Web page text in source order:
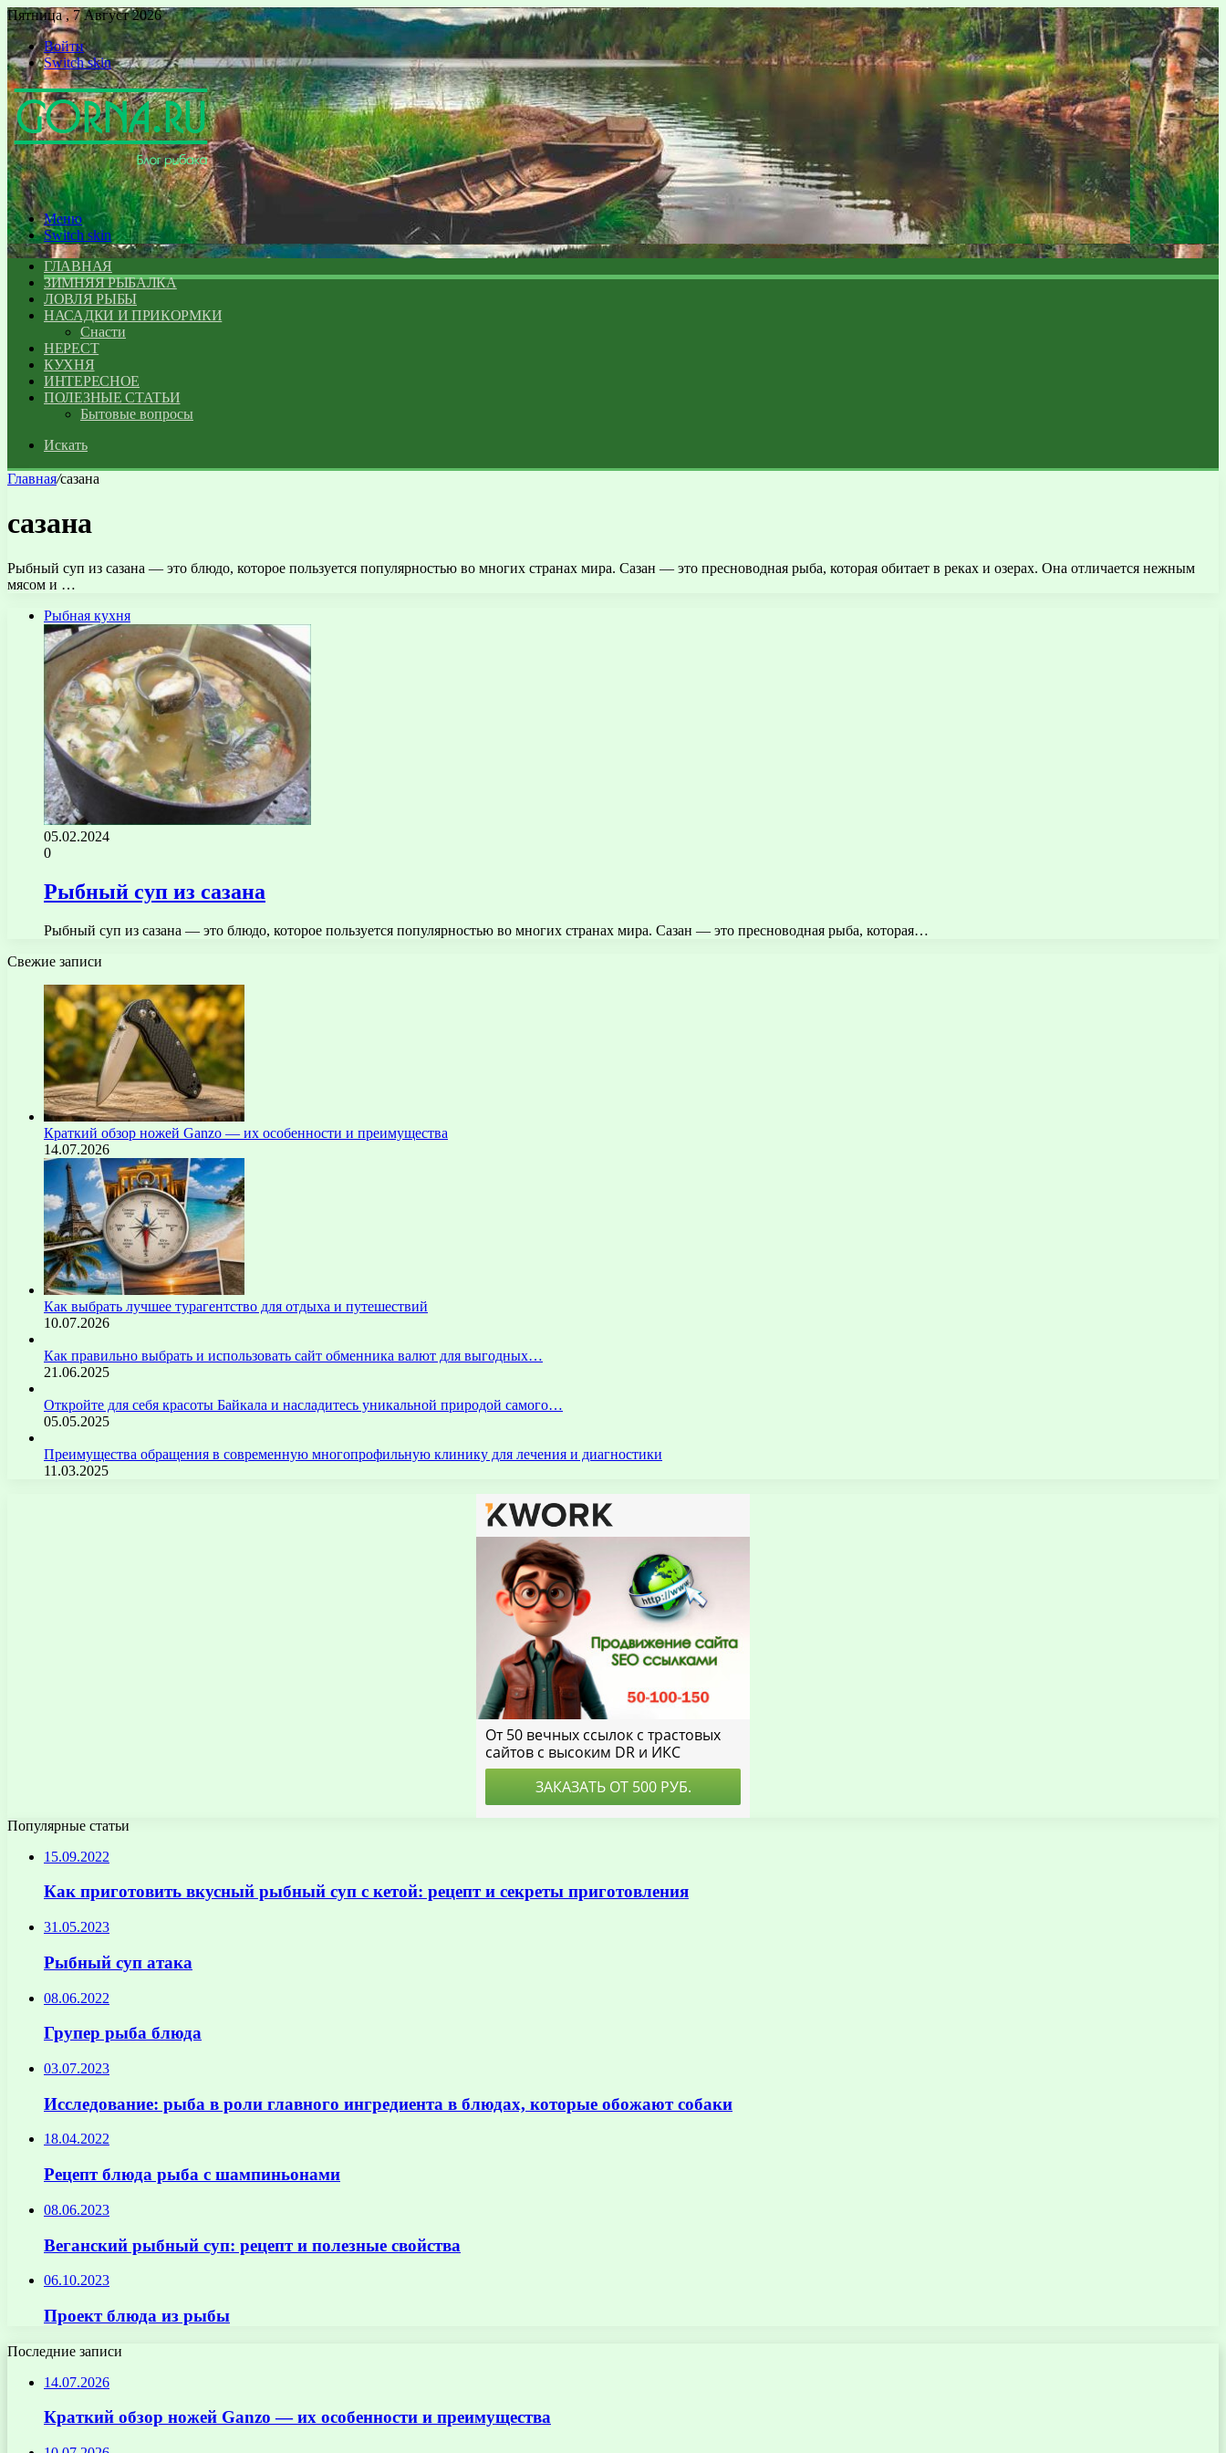
Пятница , 7 Август 2026
Войти
Switch skin
Меню
Switch skin
ГЛАВНАЯ
ЗИМНЯЯ РЫБАЛКА
ЛОВЛЯ РЫБЫ
НАСАДКИ И ПРИКОРМКИ
Снасти
НЕРЕСТ
КУХНЯ
ИНТЕРЕСНОЕ
ПОЛЕЗНЫЕ СТАТЬИ
Бытовые вопросы
Искать
Главная/сазана
сазана
Рыбный суп из сазана — это блюдо, которое пользуется популярностью во многих странах мира. Сазан — это пресноводная рыба, которая обитает в реках и озерах. Она отличается нежным
мясом и …
Рыбная кухня
05.02.2024
0
Рыбный суп из сазана
Рыбный суп из сазана — это блюдо, которое пользуется популярностью во многих странах мира. Сазан — это пресноводная рыба, которая…
Свежие записи
Краткий обзор ножей Ganzo — их особенности и преимущества
14.07.2026
Как выбрать лучшее турагентство для отдыха и путешествий
10.07.2026
Как правильно выбрать и использовать сайт обменника валют для выгодных…
21.06.2025
Откройте для себя красоты Байкала и насладитесь уникальной природой самого…
05.05.2025
Преимущества обращения в современную многопрофильную клинику для лечения и диагностики
11.03.2025
Популярные статьи
15.09.2022
Как приготовить вкусный рыбный суп с кетой: рецепт и секреты приготовления
31.05.2023
Рыбный суп атака
08.06.2022
Групер рыба блюда
03.07.2023
Исследование: рыба в роли главного ингредиента в блюдах, которые обожают собаки
18.04.2022
Рецепт блюда рыба с шампиньонами
08.06.2023
Веганский рыбный суп: рецепт и полезные свойства
06.10.2023
Проект блюда из рыбы
Последние записи
14.07.2026
Краткий обзор ножей Ganzo — их особенности и преимущества